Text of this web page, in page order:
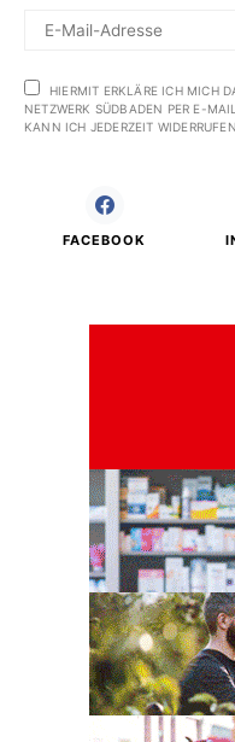
HIERMIT ERKLÄRE ICH MICH
NETZWERK SÜDBADEN PER E-
KANN ICH JEDERZEIT WIDERRUFEN.
FACEBOOK